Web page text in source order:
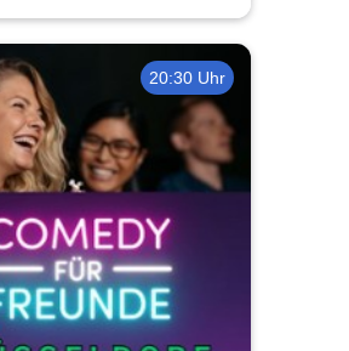
20:30 Uhr